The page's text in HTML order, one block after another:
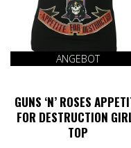
ANGEBOT
GUNS ‘N’ ROSES
FOR DESTRUCTION
TOP